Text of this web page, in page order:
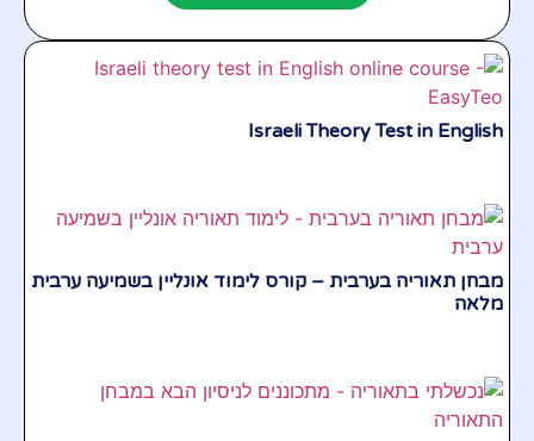
Israeli Theory Test in English
מבחן תאוריה בערבית – קורס לימוד אונליין בשמיעה ערבית
מלאה